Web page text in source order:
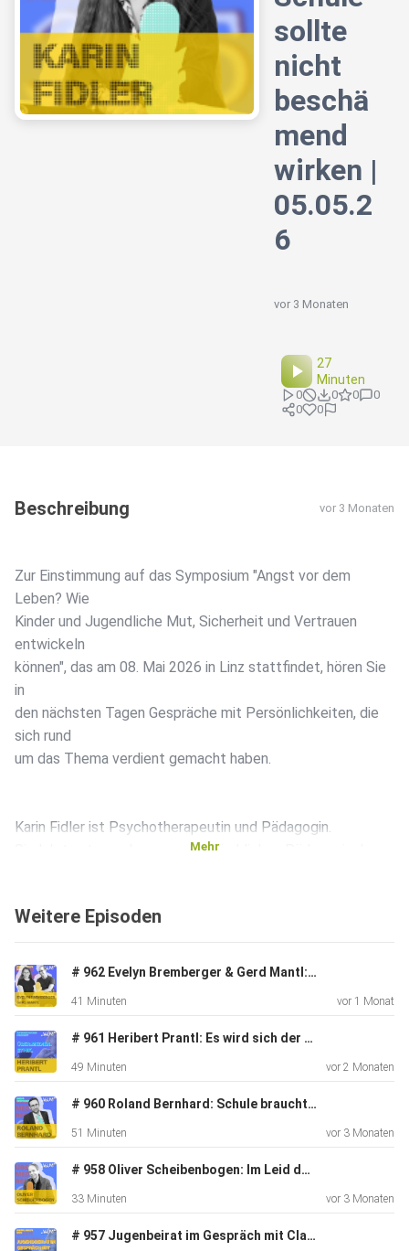
sollte
nicht
beschä
mend
wirken |
05.05.2
6
vor 3 Monaten
27
Minuten
0 0 0
0
0
0
Beschreibung vor 3 Monaten
Zur Einstimmung auf das Symposium "Angst vor dem
Leben? Wie
Kinder und Jugendliche Mut, Sicherheit und Vertrauen
entwickeln
können", das am 08. Mai 2026 in Linz stattfindet, hören Sie
in
den nächsten Tagen Gespräche mit Persönlichkeiten, die
sich rund
um das Thema verdient gemacht haben.
Karin Fidler ist Psychotherapeutin und Pädagogin.
Sie lehrt unter anderem an der Kirchlichen Pädagogischen
Psychotherapie.
Teilnahme am Symposium | Programm des Symposiums |
Kontaktdaten
zu Hilfseinrichtungen
für weitere Infos folgen Sie uns auf vsum.tv oder:
@vsum.tv auf Instagram, TikTok oder
@vsum_tv auf Twitter
Mehr
Weitere Episoden
# 962 Evelyn Bremberger & Gerd Mantl: Postvention ist Prävention | 26.06.26
41 Minuten vor 1 Monat
# 961 Heribert Prantl: Es wird sich der Journalismus durchsetzen, der durch Maschinen nicht ersetzbar ist | 01.06.26
49 Minuten vor 2 Monaten
# 960 Roland Bernhard: Schule braucht viel mehr Persönlichkeitsbildung | 06.05.26
51 Minuten vor 3 Monaten
# 958 Oliver Scheibenbogen: Im Leid des Handyverzichts rücken die Schüler näher zusammen | 04.05.26
33 Minuten vor 3 Monaten
# 957 Jugenbeirat im Gespräch mit Claudia Bauer: Gesundheit sollte man ganzheitlich sehen | 03.05.26